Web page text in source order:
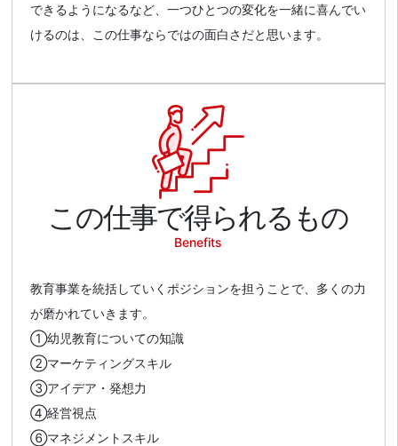
できるようになるなど、一つひとつの変化を一緒に喜んでい
けるのは、この仕事ならではの面白さだと思います。
この仕事で得られるもの
Benefits
教育事業を統括していくポジションを担うことで、多くの力
が磨かれていきます。
①幼児教育についての知識
②マーケティングスキル
③アイデア・発想力
④経営視点
⑥マネジメントスキル